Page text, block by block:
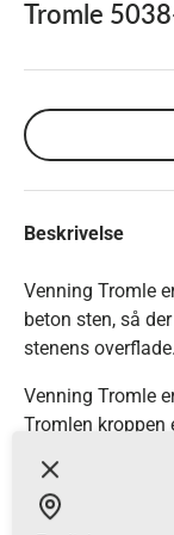
Tromle
Beskrivelse
Venning Tromle
beton sten, så
stenens overflade.
Venning Tromle
Tromlen kroppen
Indvendig er
støj og slitage.